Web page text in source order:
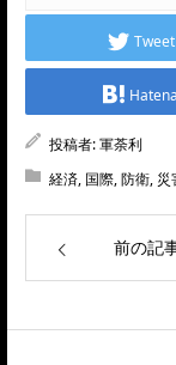
Tweet
Hatena
投稿者:軍荼利
経済, 国際,防衛, 災
前の記